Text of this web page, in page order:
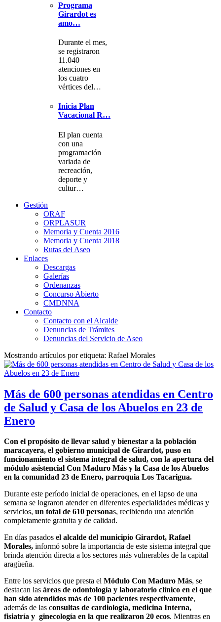
Programa
Girardot es
amo…
Durante el mes,
se registraron
11.040
atenciones en
los cuatro
vértices del…
Inicia Plan
Vacacional R…
El plan cuenta
con una
programación
variada de
recreación,
deporte y
cultur…
Gestión
ORAF
ORPLASUR
Memoria y Cuenta 2016
Memoria y Cuenta 2018
Rutas del Aseo
Enlaces
Descargas
Galerías
Ordenanzas
Concurso Abierto
CMDNNA
Contacto
Contacto con el Alcalde
Denuncias de Trámites
Denuncias del Servicio de Aseo
Mostrando artículos por etiqueta: Rafael Morales
Más de 600 personas atendidas en Centro
de Salud y Casa de los Abuelos en 23 de
Enero
Con el propósito de llevar salud y bienestar a la población
maracayera, el gobierno municipal de Girardot, puso en
funcionamiento el sistema integral de salud, con la apertura del
módulo asistencial Con Maduro Más y la Casa de los Abuelos
en la comunidad 23 de Enero, parroquia Los Tacarigua.
Durante este período inicial de operaciones, en el lapso de una
semana se lograron atender en diferentes especialidades médicas y
servicios, un total de 610 personas, recibiendo una atención
completamente gratuita y de calidad.
En días pasados el alcalde del municipio Girardot, Rafael
Morales, informó sobre la importancia de este sistema integral que
brinda atención directa a los sectores más vulnerables de la capital
aragüeña.
Entre los servicios que presta el Módulo Con Maduro Más, se
destacan las áreas de odontología y laboratorio clínico en el que
han sido atendidos más de 100 pacientes respectivamente,
además de las consultas de cardiología, medicina Interna,
fisiatría y ginecología en la que realizaron 20 ecos. Mientras en